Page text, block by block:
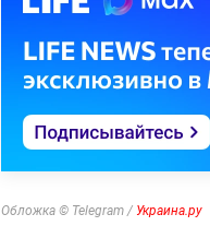
Обложка © Telegram / Украина.ру